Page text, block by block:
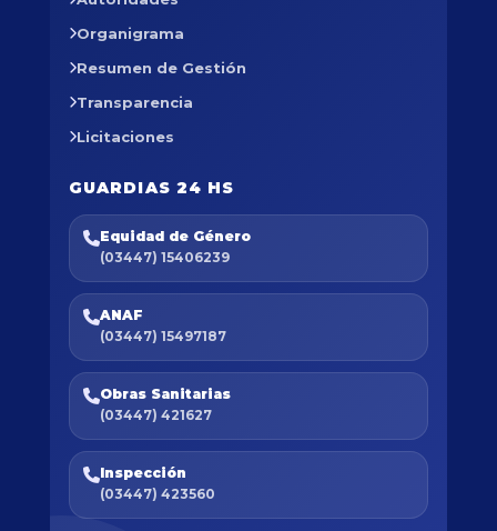
Organigrama
Resumen de Gestión
Transparencia
Licitaciones
GUARDIAS 24 HS
Equidad de Género
(03447) 15406239
ANAF
(03447) 15497187
Obras Sanitarias
(03447) 421627
Inspección
(03447) 423560